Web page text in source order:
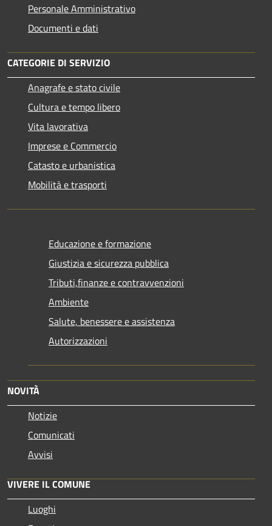
Personale Amministrativo
Documenti e dati
CATEGORIE DI SERVIZIO
Anagrafe e stato civile
Cultura e tempo libero
Vita lavorativa
Imprese e Commercio
Catasto e urbanistica
Mobilità e trasporti
Educazione e formazione
Giustizia e sicurezza pubblica
Tributi,finanze e contravvenzioni
Ambiente
Salute, benessere e assistenza
Autorizzazioni
NOVITÀ
Notizie
Comunicati
Avvisi
VIVERE IL COMUNE
Luoghi